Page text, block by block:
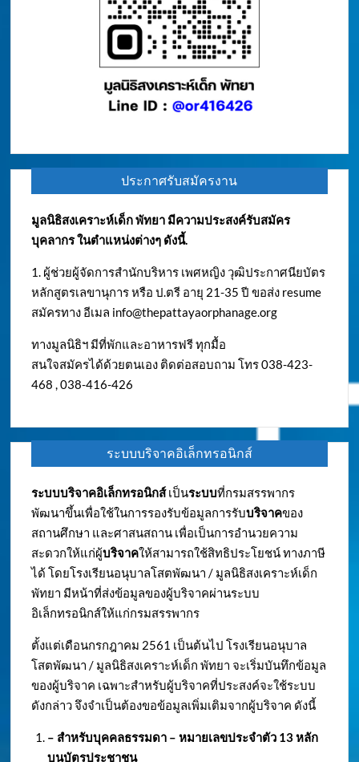
ประกาศรับสมัครงาน
มูลนิธิสงเคราะห์เด็ก พัทยา มีความประสงค์รับสมัคร
บุคลากร ในตำแหน่งต่างๆ ดังนี้.
1. ผู้ช่วยผู้จัดการสำนักบริหาร เพศหญิง วุฒิประกาศนียบัตร
หลักสูตรเลขานุการ หรือ ป.ตรี อายุ 21-35 ปี ขอส่ง resume
สมัครทาง อีเมล info@thepattayaorphanage.org
ทางมูลนิธิฯ มีที่พักและอาหารฟรี ทุกมื้อ
สนใจสมัครได้ด้วยตนเอง ติดต่อสอบถาม โทร 038-423-
468 , 038-416-426
ระบบบริจาคอิเล็กทรอนิกส์
ระบบบริจาคอิเล็กทรอนิกส์เป็นระบบที่กรมสรรพากร
พัฒนาขึ้นเพื่อใช้ในการรองรับข้อมูลการรับบริจาคของ
สถานศึกษา และศาสนสถาน เพื่อเป็นการอำนวยความ
สะดวกให้แก่ผู้บริจาคให้สามารถใช้สิทธิประโยชน์ ทางภาษี
ได้ โดยโรงเรียนอนุบาลโสตพัฒนา / มูลนิธิสงเคราะห์เด็ก
พัทยา มีหน้าที่ส่งข้อมูลของผู้บริจาคผ่านระบบ
อิเล็กทรอนิกส์ให้แก่กรมสรรพากร
ตั้งแต่เดือนกรกฎาคม 2561 เป็นต้นไป โรงเรียนอนุบาล
โสตพัฒนา / มูลนิธิสงเคราะห์เด็ก พัทยา จะเริ่มบันทึกข้อมูล
ของผู้บริจาค เฉพาะสำหรับผู้บริจาคที่ประสงค์จะใช้ระบบ
ดังกล่าว จึงจำเป็นต้องขอข้อมูลเพิ่มเติมจากผู้บริจาค ดังนี้
– สำหรับบุคคลธรรมดา – หมายเลขประจำตัว 13 หลัก
บนบัตรประชาชน